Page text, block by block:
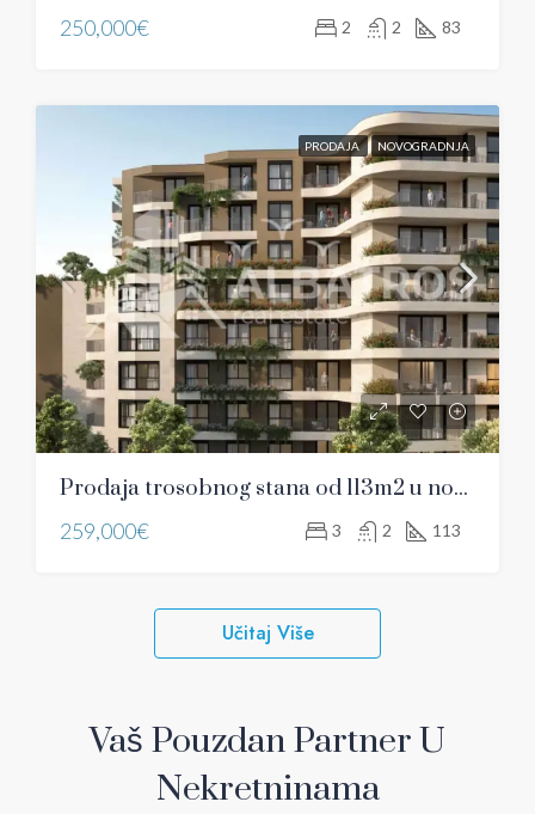
250,000€ 2 2 83
PRODAJA NOVOGRADNJA
Prodaja trosobnog stana od 113m2 u novogradnji u centru Bara
259,000€ 3 2 113
Učitaj Više
Vaš Pouzdan Partner U
Nekretninama